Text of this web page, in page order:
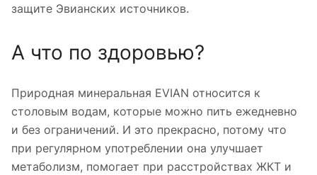
защите Эвианских источников.
А что по здоровью?
Природная минеральная EVIAN относится к
столовым водам, которые можно пить ежедневно
и без ограничений. И это прекрасно, потому что
при регулярном употреблении она улучшает
метаболизм, помогает при расстройствах ЖКТ и